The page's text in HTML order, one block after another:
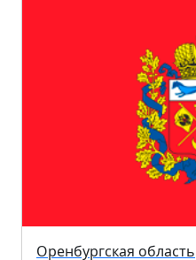
Оренбургская область